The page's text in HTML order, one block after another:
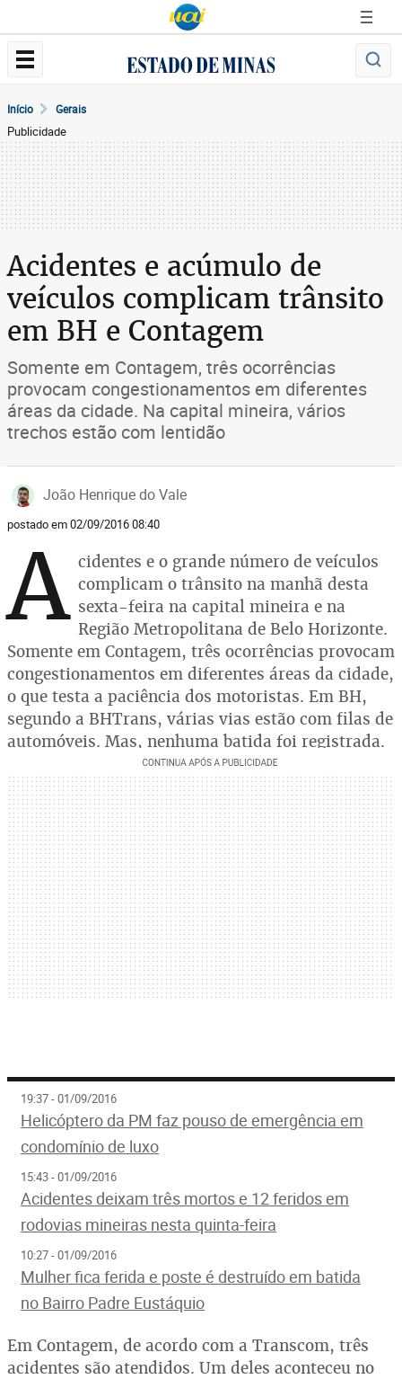
Início Gerais
Publicidade
Acidentes e acúmulo de
veículos complicam trânsito
em BH e Contagem
Somente em Contagem, três ocorrências
provocam congestionamentos em diferentes
áreas da cidade. Na capital mineira, vários
trechos estão com lentidão
João Henrique do Vale
postado em 02/09/2016 08:40
A cidentes e o grande número de veículos
complicam o trânsito na manhã desta
sexta-feira na capital mineira e na
Região Metropolitana de Belo Horizonte.
Somente em Contagem, três ocorrências provocam
congestionamentos em diferentes áreas da cidade,
o que testa a paciência dos motoristas. Em BH,
segundo a BHTrans, várias vias estão com filas de
automóveis. Mas, nenhuma batida foi registrada.
19:37 - 01/09/2016
Helicóptero da PM faz pouso de emergência em
condomínio de luxo
15:43 - 01/09/2016
Acidentes deixam três mortos e 12 feridos em
rodovias mineiras nesta quinta-feira
10:27 - 01/09/2016
Mulher fica ferida e poste é destruído em batida
no Bairro Padre Eustáquio
Em Contagem, de acordo com a Transcom, três
acidentes são atendidos. Um deles aconteceu no